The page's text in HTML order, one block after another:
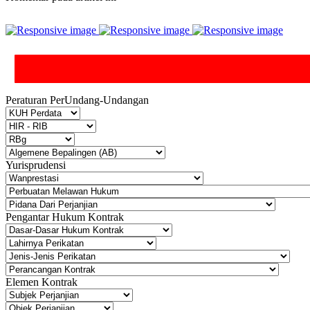
Peraturan PerUndang-Undangan
Yurisprudensi
Pengantar Hukum Kontrak
Elemen Kontrak